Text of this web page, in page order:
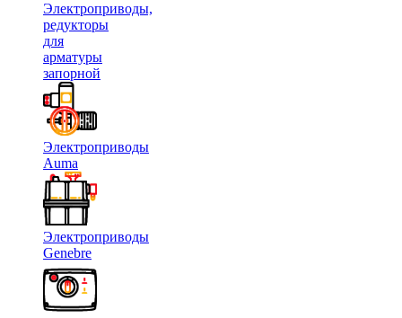
Электроприводы,
редукторы
для
арматуры
запорной
Электроприводы
Auma
Электроприводы
Genebre